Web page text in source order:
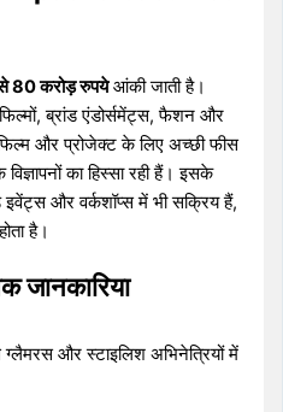
80 करोड़ रुपयेआंकी जाती है।
ब्रांड एंडोर्समेंट्स, फैशन और
और प्रोजेक्ट के लिए अच्छी फीस
का हिस्सा रही हैं। इसके
और वर्कशॉप्स में भी सक्रिय हैं,
है।
जानकारिया
ग्लैमरस और स्टाइलिश अभिनेत्रियों में